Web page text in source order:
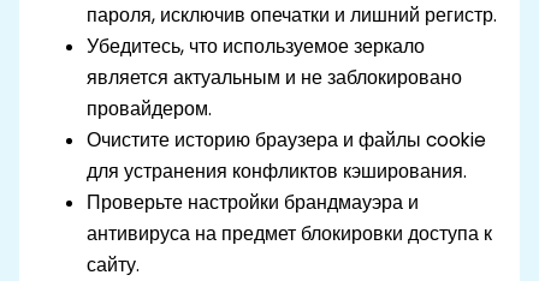
пароля, исключив опечатки и лишний регистр.
Убедитесь, что используемое зеркало
является актуальным и не заблокировано
провайдером.
Очистите историю браузера и файлы cookie
для устранения конфликтов кэширования.
Проверьте настройки брандмауэра и
антивируса на предмет блокировки доступа к
сайту.